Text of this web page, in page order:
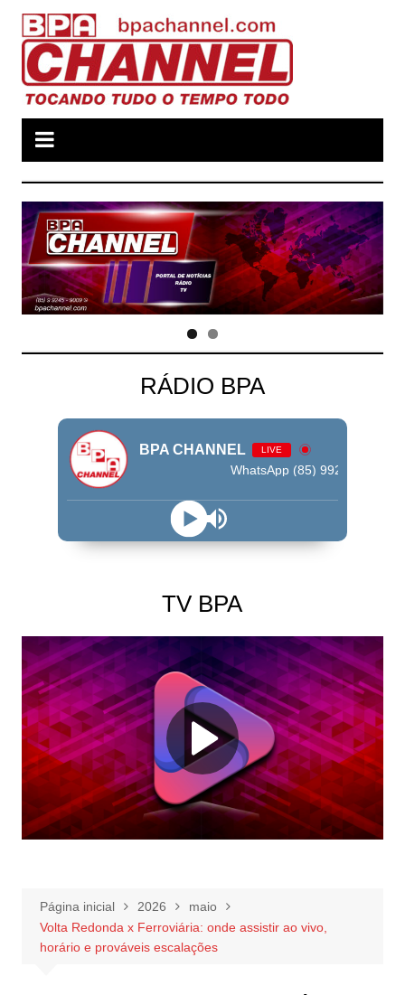
para
conteúdo
RÁDIO BPA
BPA CHANNEL LIVE
WhatsApp (85) 99245 - 9009
TV BPA
Página inicial 2026
maio
Volta Redonda x Ferroviária: onde assistir ao vivo,
horário e prováveis escalações